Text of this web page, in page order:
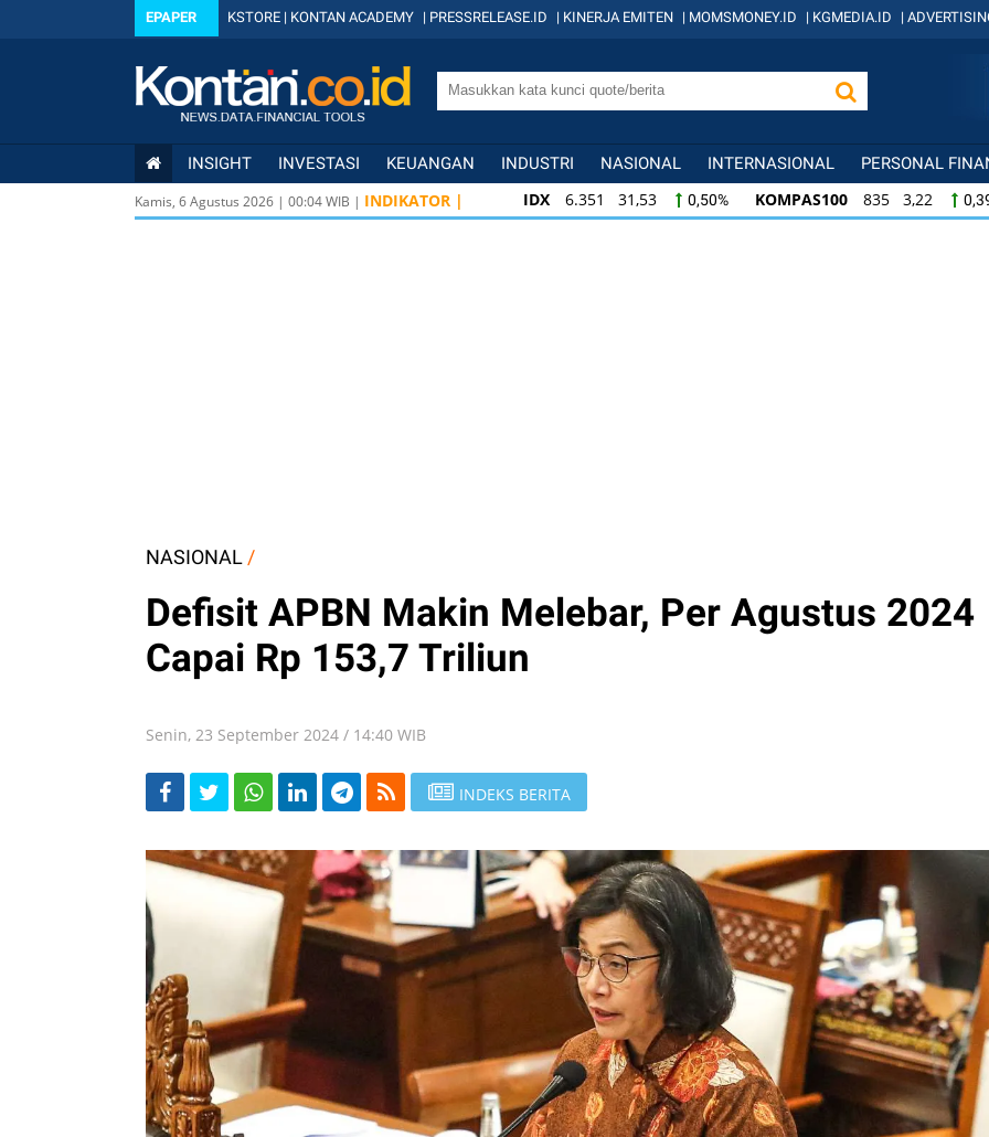
EPAPER KSTORE | KONTAN ACADEMY | PRESSRELEASE.ID | KINERJA EMITEN | MOMSMONEY.ID | KGMEDIA.ID |
INSIGHT INVESTASI KEUANGAN INDUSTRI NASIONAL INTERNASIONAL PERSONAL
Kamis, 6 Agustus 2026 | 00:04WIB | INDIKATOR | IDX 6.351 31,53 0,50% KOMPAS100 835 3,22
IDX 6.351 31,53 0,50% KOMPAS100 835 3,22
NASIONAL /
Defisit APBN Makin Melebar, Per Agustus 2024
Capai Rp 153,7 Triliun
Senin, 23 September 2024 / 14:40 WIB
INDEKS BERITA